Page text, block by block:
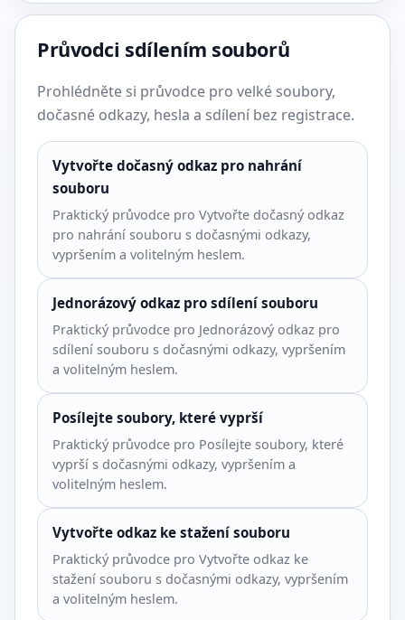
Průvodci sdílením souborů
Prohlédněte si průvodce pro velké soubory,
dočasné odkazy, hesla a sdílení bez registrace.
Vytvořte dočasný odkaz pro nahrání
souboru
Praktický průvodce pro Vytvořte dočasný odkaz
pro nahrání souboru s dočasnými odkazy,
vypršením a volitelným heslem.
Jednorázový odkaz pro sdílení souboru
Praktický průvodce pro Jednorázový odkaz pro
sdílení souboru s dočasnými odkazy, vypršením
a volitelným heslem.
Posílejte soubory, které vyprší
Praktický průvodce pro Posílejte soubory, které
vyprší s dočasnými odkazy, vypršením a
volitelným heslem.
Vytvořte odkaz ke stažení souboru
Praktický průvodce pro Vytvořte odkaz ke
stažení souboru s dočasnými odkazy, vypršením
a volitelným heslem.